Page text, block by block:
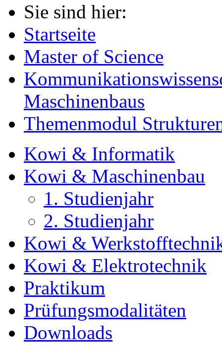
Sie sind hier:
Startseite
Master of Science
Maschinenbaus
Themenmodul
Kowi & Informatik
Kowi & Maschinenbau
1. Studienjahr
2. Studienjahr
Kowi &
Kowi & Elektrotechnik
Praktikum
Prüfungsmodalitäten
Downloads